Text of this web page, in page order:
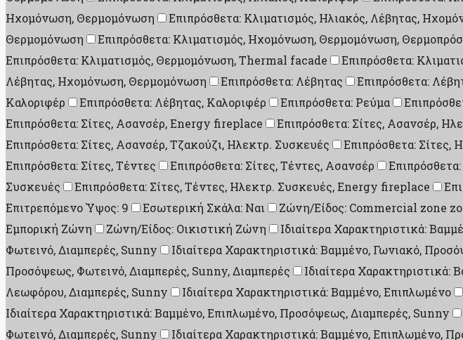
Ηχομόνωση, Θερμομόνωση
Επιπρόσθετα: Κλιματισμός, Ηλιακός, Λέβητας,
Θερμομόνωση
Επιπρόσθετα: Κλιματισμός, Ηχομόνωση, Θερμομόνωση,
Επιπρόσθετα: Κλιματισμός, Θερμομόνωση, Thermal facade
Επιπρόσθετα:
Λέβητας, Ηχομόνωση, Θερμομόνωση
Επιπρόσθετα: Λέβητας Επιπρόσθετα:
Καλοριφέρ
Επιπρόσθετα: Λέβητας, Καλοριφέρ Επιπρόσθετα: Ρεύμα
Επιπρόσθετα: Σίτες, Ασανσέρ, Energy fireplace
Επιπρόσθετα: Σίτες, Ασανσέρ,
Επιπρόσθετα: Σίτες, Ασανσέρ, Τζακούζι, Ηλεκτρ. Συσκευές
Επιπρόσθετα: Σίτες,
Επιπρόσθετα: Σίτες, Τέντες
Επιπρόσθετα: Σίτες, Τέντες, Ασανσέρ
Συσκευές
Επιπρόσθετα: Σίτες, Τέντες, Ηλεκτρ. Συσκευές, Energy fireplace
Επιτρεπόμενο Ύψος: 9
Εσωτερική Σκάλα: Ναι Ζώνη/Είδος: Commercial zone
Εμπορική Ζώνη
Ζώνη/Είδος: Οικιστική Ζώνη Ιδιαίτερα Χαρακτηριστικά:
Φωτεινό, Διαμπερές, Sunny
Ιδιαίτερα Χαρακτηριστικά: Βαμμένο, Γωνιακό,
Προσόψεως, Φωτεινό, Διαμπερές, Sunny, Διαμπερές
Ιδιαίτερα Χαρακτηριστικά:
Λεωφόρου, Διαμπερές, Sunny
Ιδιαίτερα Χαρακτηριστικά: Βαμμένο, Επιπλωμένο
Ιδιαίτερα Χαρακτηριστικά: Βαμμένο, Επιπλωμένο, Προσόψεως, Διαμπερές, Sunny
Φωτεινό, Διαμπερές, Sunny
Ιδιαίτερα Χαρακτηριστικά: Βαμμένο, Επιπλωμένο,